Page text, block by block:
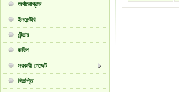
অর্গানোগ্রাম
ইনভেন্টরি
টেন্ডার
জরিপ
সরকারী গেজেট
বিজ্ঞপ্তি